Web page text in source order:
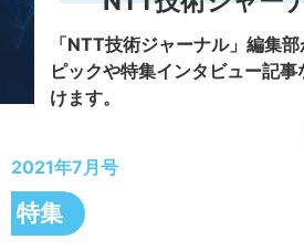
新着情報
「NTT技術ジャーナル」編集
ピックや特集インタビュー記
けます。
2021年7月号
特集